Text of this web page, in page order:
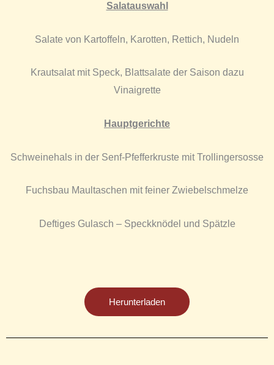
Salatauswahl
Salate von Kartoffeln, Karotten, Rettich, Nudeln
Krautsalat mit Speck, Blattsalate der Saison dazu
Vinaigrette
Hauptgerichte
Schweinehals in der Senf-Pfefferkruste mit Trollingersosse
Fuchsbau Maultaschen mit feiner Zwiebelschmelze
Deftiges Gulasch – Speckknödel und Spätzle
Herunterladen